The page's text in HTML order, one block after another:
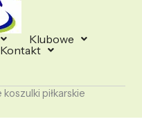
Klubowe
Kontakt
piłkarskie